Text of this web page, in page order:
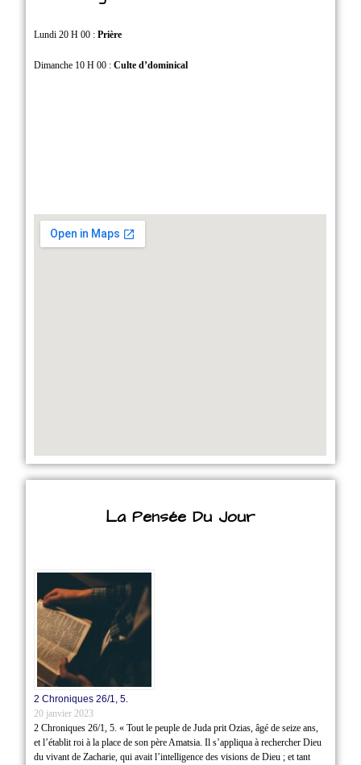
Lundi 20 H 00 :Prière
Dimanche 10 H 00 :Culte d’dominical
La Pensée Du Jour
2 Chroniques 26/1‭, ‬5.
20 janvier 2023
2 Chroniques 26/1‭, ‬5. « Tout le peuple de Juda prit Ozias, âgé de seize ans,
et l’établit roi à la place de son père Amatsia. Il s’appliqua à rechercher Dieu
du vivant de Zacharie, qui avait l’intelligence des visions de Dieu ; et tant